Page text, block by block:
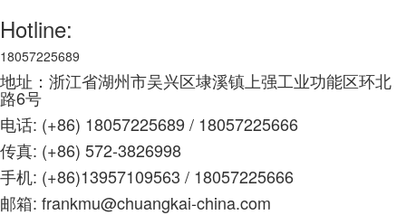
Hotline:
18057225689
地址：浙江省湖州市吴兴区埭溪镇上强工业功能区环北
路6号
电话: (+86) 18057225689 / 18057225666
传真: (+86) 572-3826998
手机: (+86)13957109563 / 18057225666
邮箱: frankmu@chuangkai-china.com